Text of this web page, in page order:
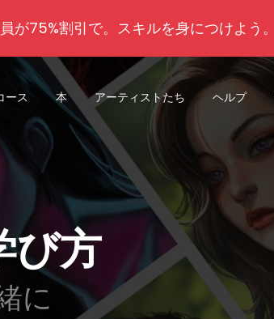
が75%割引で。スキルを身につけよう。
ース 本 アーティストたち ヘルプ
び方
に